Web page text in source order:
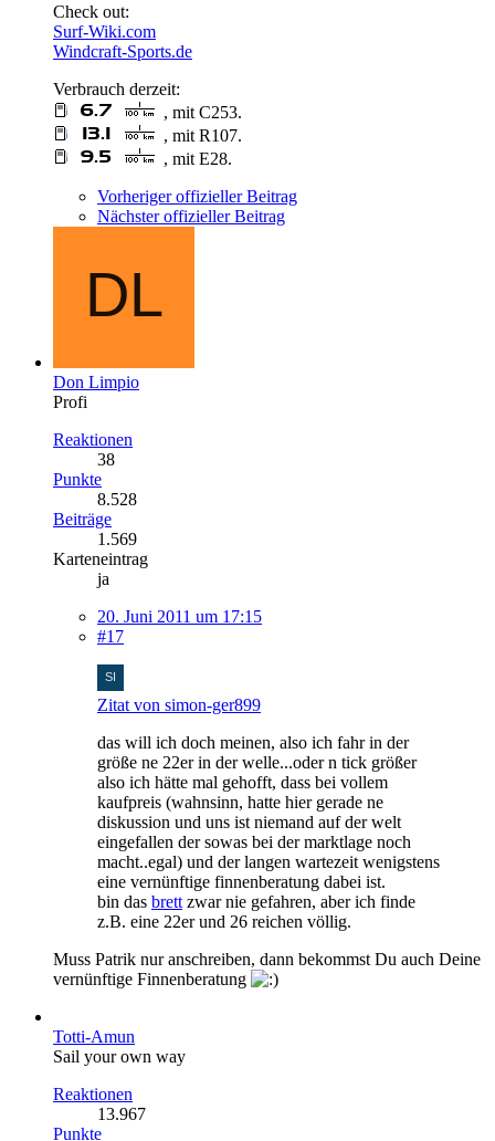
Check out:
Surf-Wiki.com
Windcraft-Sports.de
Verbrauch derzeit:
, mit C253.
, mit R107.
, mit E28.
Vorheriger offizieller Beitrag
Nächster offizieller Beitrag
Don Limpio
Profi
Reaktionen
38
Punkte
8.528
Beiträge
1.569
Karteneintrag
ja
20. Juni 2011 um 17:15
#17
Zitat von simon-ger899
das will ich doch meinen, also ich fahr in der
größe ne 22er in der welle...oder n tick größer
also ich hätte mal gehofft, dass bei vollem
kaufpreis (wahnsinn, hatte hier gerade ne
diskussion und uns ist niemand auf der welt
eingefallen der sowas bei der marktlage noch
macht..egal) und der langen wartezeit wenigstens
eine vernünftige finnenberatung dabei ist.
bin das brett zwar nie gefahren, aber ich finde
z.B. eine 22er und 26 reichen völlig.
Muss Patrik nur anschreiben, dann bekommst Du auch Deine
vernünftige Finnenberatung
Totti-Amun
Sail your own way
Reaktionen
13.967
Punkte